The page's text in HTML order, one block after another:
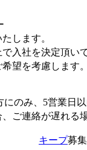
します。
入社を決定頂い
望を考慮します
のみ、5営業日
ご連絡が遅れる
キープ募